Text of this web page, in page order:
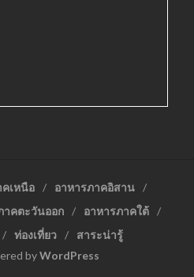
เหนือ
อาหารภาคอิสาน
าคตะวันออก
อาหารภาคใต้
ท่องเที่ยว
สาระน่ารู้
byWordPress